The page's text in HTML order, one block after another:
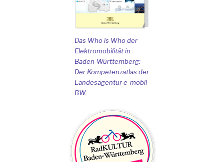
Das Who is Who der
Elektromobilität in
Baden-Württemberg:
Der Kompetenzatlas der
Landesagentur e-mobil
BW.